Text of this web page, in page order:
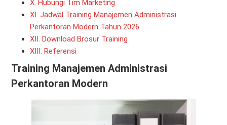
X. Hubungi Tim Marketing
XI. Jadwal Training Manajemen Administrasi
Perkantoran Modern Tahun 2026
XII. Download Brosur Training
XIII. Referensi
Training Manajemen Administrasi
Perkantoran Modern